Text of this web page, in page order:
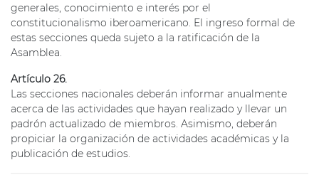
generales, conocimiento e interés por el
constitucionalismo iberoamericano. El ingreso formal de
estas secciones queda sujeto a la ratificación de la
Asamblea.
Artículo 26.
Las secciones nacionales deberán informar anualmente
acerca de las actividades que hayan realizado y llevar un
padrón actualizado de miembros. Asimismo, deberán
propiciar la organización de actividades académicas y la
publicación de estudios.